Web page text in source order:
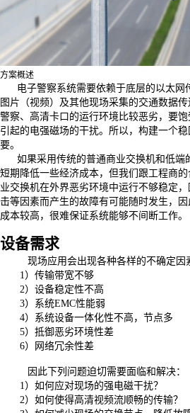
方案概述
电子警察系统需要依赖于底层的以太网
图片（视频）及其他现场采集的交通数据
警察、高清卡口的运行环境比较恶劣，要
引起的电强磁场的干扰。所以，构建一个
要。
如果采用传统的普通商业交换机和低端
短期降低一些经济成本，但我们跟工程商
业交换机在外界恶劣环境中运行不够稳定
击等因素而产生的故障有可能随时发生，
成本较高，很难保证系统能够不间断工作。
设备需求
现场应用会出现各种各样的不确定因
1） 传输带宽不够
2） 设备稳定性不高
3） 系统EMC性能弱
4） 系统设备一体化性不高，节点多
5） 抵御恶劣环境性差
6）
网络冗余性差
因此下列问题迫切需要面临和解决：
1） 如何应对现场的强电磁干扰？
2） 如何使得高清视频流顺畅的传输？